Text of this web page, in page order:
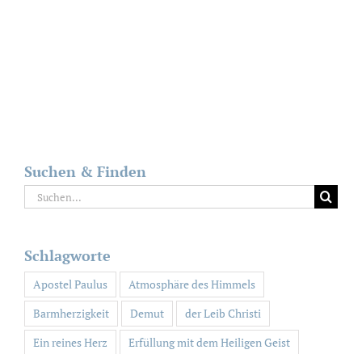
Suchen & Finden
Suche
nach:
Schlagworte
Apostel Paulus
Atmosphäre des Himmels
Barmherzigkeit
Demut
der Leib Christi
Ein reines Herz
Erfüllung mit dem Heiligen Geist